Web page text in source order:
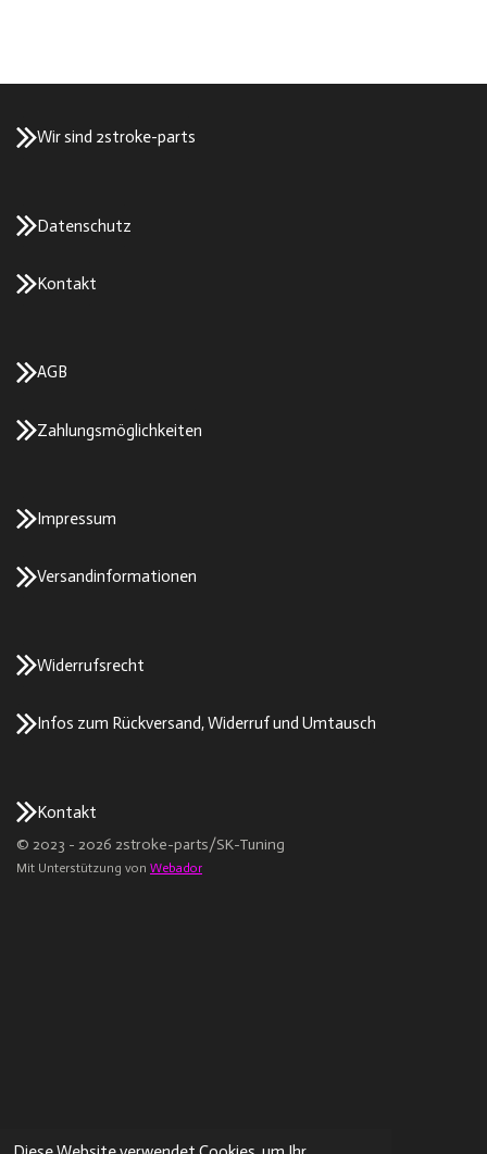
Wir sind 2stroke-parts
Datenschutz
Kontakt
AGB
Zahlungsmöglichkeiten
Impressum
Versandinformationen
Widerrufsrecht
Infos zum Rückversand, Widerruf und Umtausch
Kontakt
© 2023 - 2026 2stroke-parts/SK-Tuning
Mit Unterstützung von Webador